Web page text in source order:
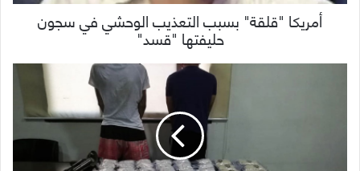
أمريكا "قلقة" بسبب التعذيب الوحشي في سجون
حليفتها "قسد"